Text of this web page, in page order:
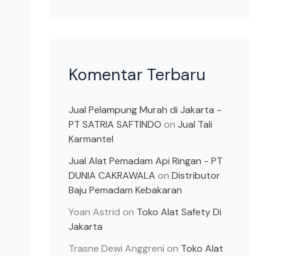
Komentar Terbaru
Jual Pelampung Murah di Jakarta -
PT SATRIA SAFTINDO on Jual Tali
Karmantel
Jual Alat Pemadam Api Ringan - PT
DUNIA CAKRAWALA on Distributor
Baju Pemadam Kebakaran
Yoan Astrid on Toko Alat Safety Di
Jakarta
Trasne Dewi Anggreni on Toko Alat